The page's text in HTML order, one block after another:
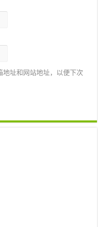
址和网站地址，以便下次